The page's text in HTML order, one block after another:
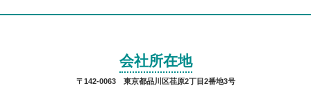
会社所在地
〒142-0063 東京都品川区荏原2丁目2番地3号